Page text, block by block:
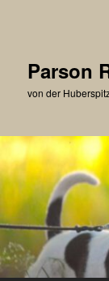
Parson
von der